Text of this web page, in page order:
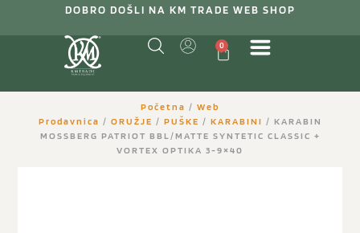
DOBRO DOŠLI NA KM TRADE WEB SHOP
0
Početna / Web
Prodavnica / ORUŽJE / PUŠKE / KARABINI / KARABIN
MOSSBERG PATRIOT BBL/MATTE SYNTETIC CLASSIC +
VORTEX OPTIKA 3-9×40